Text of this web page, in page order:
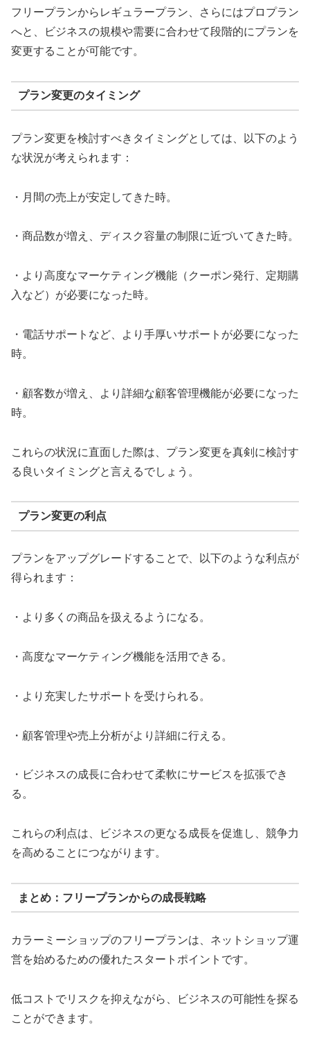
フリープランからレギュラープラン、さらにはプロプラン
へと、ビジネスの規模や需要に合わせて段階的にプランを
変更することが可能です。
プラン変更のタイミング
プラン変更を検討すべきタイミングとしては、以下のよう
な状況が考えられます：
・月間の売上が安定してきた時。
・商品数が増え、ディスク容量の制限に近づいてきた時。
・より高度なマーケティング機能（クーポン発行、定期購
入など）が必要になった時。
・電話サポートなど、より手厚いサポートが必要になった
時。
・顧客数が増え、より詳細な顧客管理機能が必要になった
時。
これらの状況に直面した際は、プラン変更を真剣に検討す
る良いタイミングと言えるでしょう。
プラン変更の利点
プランをアップグレードすることで、以下のような利点が
得られます：
・より多くの商品を扱えるようになる。
・高度なマーケティング機能を活用できる。
・より充実したサポートを受けられる。
・顧客管理や売上分析がより詳細に行える。
・ビジネスの成長に合わせて柔軟にサービスを拡張でき
る。
これらの利点は、ビジネスの更なる成長を促進し、競争力
を高めることにつながります。
まとめ：フリープランからの成長戦略
カラーミーショップのフリープランは、ネットショップ運
営を始めるための優れたスタートポイントです。
低コストでリスクを抑えながら、ビジネスの可能性を探る
ことができます。